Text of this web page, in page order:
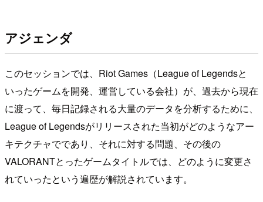
アジェンダ
このセッションでは、Riot Games（League of Legendsと
いったゲームを開発、運営している会社）が、過去から現在
に渡って、毎日記録される大量のデータを分析するために、
League of Legendsがリリースされた当初がどのようなアー
キテクチャでであり、それに対する問題、その後の
VALORANTとったゲームタイトルでは、どのように変更さ
れていったという遍歴が解説されています。